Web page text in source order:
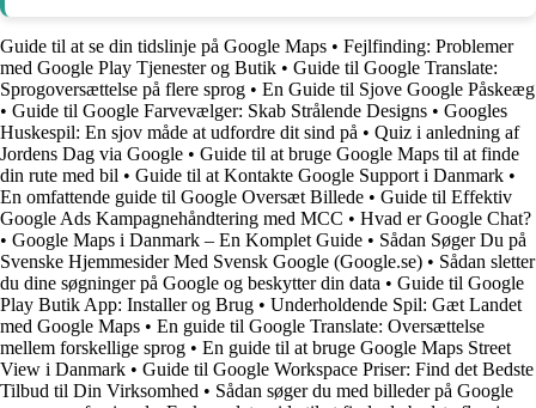
Guide til at se din tidslinje på Google Maps • Fejlfinding: Problemer
med Google Play Tjenester og Butik • Guide til Google Translate:
Sprogoversættelse på flere sprog • En Guide til Sjove Google Påskeæg
• Guide til Google Farvevælger: Skab Strålende Designs • Googles
Huskespil: En sjov måde at udfordre dit sind på • Quiz i anledning af
Jordens Dag via Google • Guide til at bruge Google Maps til at finde
din rute med bil • Guide til at Kontakte Google Support i Danmark •
En omfattende guide til Google Oversæt Billede • Guide til Effektiv
Google Ads Kampagnehåndtering med MCC • Hvad er Google Chat?
• Google Maps i Danmark – En Komplet Guide • Sådan Søger Du på
Svenske Hjemmesider Med Svensk Google (Google.se) • Sådan sletter
du dine søgninger på Google og beskytter din data • Guide til Google
Play Butik App: Installer og Brug • Underholdende Spil: Gæt Landet
med Google Maps • En guide til Google Translate: Oversættelse
mellem forskellige sprog • En guide til at bruge Google Maps Street
View i Danmark • Guide til Google Workspace Priser: Find det Bedste
Tilbud til Din Virksomhed • Sådan søger du med billeder på Google